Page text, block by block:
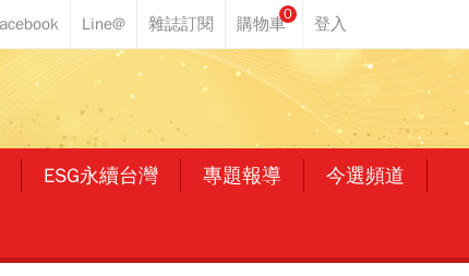
0
ESG永續台灣 專題報導 今選頻道